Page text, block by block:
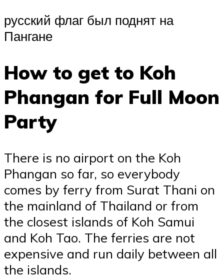
русский флаг был поднят на
Пангане
How to get to Koh
Phangan for Full Moon
Party
There is no airport on the Koh
Phangan so far, so everybody
comes by ferry from Surat Thani on
the mainland of Thailand or from
the closest islands of Koh Samui
and Koh Tao. The ferries are not
expensive and run daily between all
the islands.